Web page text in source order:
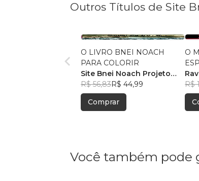
Outros Títulos de Site
O LIVRO BNEI NOACH
PARA COLORIR
Site Bnei Noach Projeto
Noaismo Info
R$ 56,83R$ 44,99
Comprar
O
R$
Você também pode